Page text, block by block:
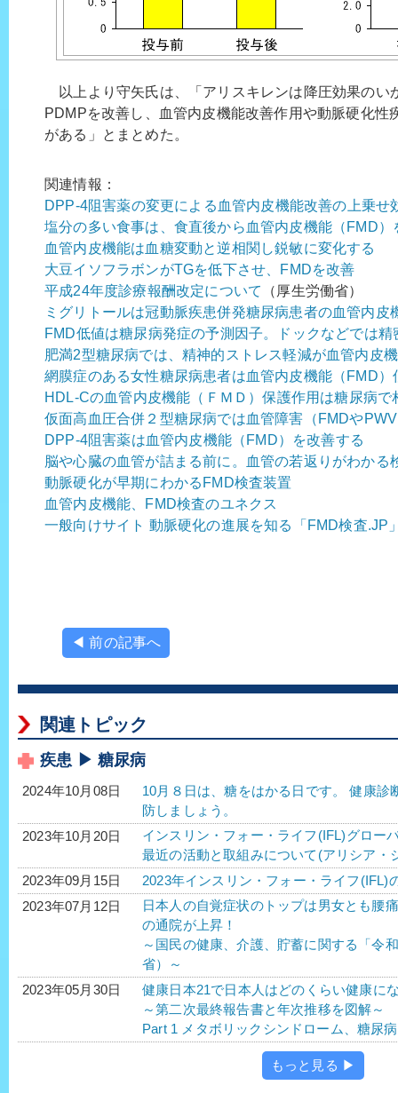
以上より守矢氏は、「アリスキレンは降圧効果のい
PDMPを改善し、血管内皮機能改善作用や動脈硬化性
がある」とまとめた。
関連情報：
DPP-4阻害薬の変更による血管内皮機能改善の上乗せ
塩分の多い食事は、食直後から血管内皮機能（FMD）
血管内皮機能は血糖変動と逆相関し鋭敏に変化する
大豆イソフラボンがTGを低下させ、FMDを改善
平成24年度診療報酬改定について
（厚生労働省）
ミグリトールは冠動脈疾患併発糖尿病患者の血管内皮
FMD低値は糖尿病発症の予測因子。ドックなどでは精
肥満2型糖尿病では、精神的ストレス軽減が血管内皮
網膜症のある女性糖尿病患者は血管内皮機能（FMD）
HDL-Cの血管内皮機能（ＦＭＤ）保護作用は糖尿病で
仮面高血圧合併２型糖尿病では血管障害（FMDや
DPP-4阻害薬は血管内皮機能（FMD）を改善する
脳や心臓の血管が詰まる前に。血管の若返りがわかる
動脈硬化が早期にわかるFMD検査装置
血管内皮機能、FMD検査のユネクス
一般向けサイト 動脈硬化の進展を知る「FMD検査.JP
◀ 前の記事へ
関連トピック
疾患 ▶ 糖尿病
2024年10月08日
10月８日は、糖をはかる日です。 健康
防しましょう。
2023年10月20日
インスリン・フォー・ライフ(IFL)グロー
最近の活動と取組みについて(アリシア・
2023年09月15日
2023年インスリン・フォー・ライフ(IFL)
2023年07月12日
日本人の自覚症状のトップは男女とも腰
の通院が上昇！
～国民の健康、介護、貯蓄に関する「令
省）～
2023年05月30日
健康日本21で日本人はどのくらい健康に
～第二次最終報告書と年次推移を図解～
Part 1 メタボリックシンドローム、糖尿
もっと見る ▶